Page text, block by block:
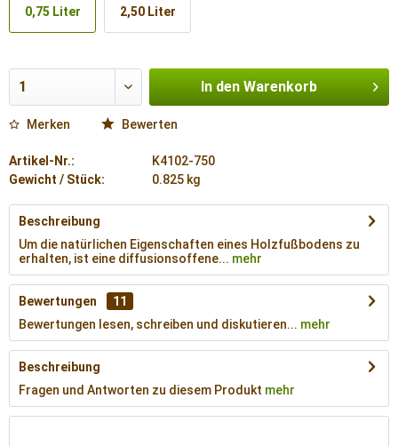
0,75 Liter 2,50 Liter
In den Warenkorb
Merken Bewerten
Artikel-Nr.:
K4102-750
Gewicht / Stück:
0.825 kg
Beschreibung
Um die natürlichen Eigenschaften eines Holzfußbodens zu
erhalten, ist eine diffusionsoffene... mehr
Bewertungen
11
Bewertungen lesen, schreiben und diskutieren... mehr
Beschreibung
Fragen und Antworten zu diesem Produkt mehr